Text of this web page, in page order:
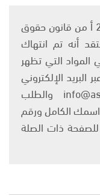
يتم الاستخدام المواد وفقًا للمادة 27 أ من قانون حقوق
كنت تعتقد أنه تم انتهاك
التي تظهر
الإلكتروني
على العنوان التالي: info@ashams.com والطلب
الكامل ورقم
ذات الصلة